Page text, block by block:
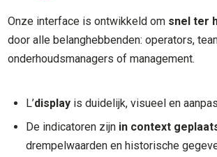
Onze interface is ontwikkeld om snel ter
door alle belanghebbenden: operators,
onderhoudsmanagers of management.
L’display is duidelijk, visueel en
De indicatoren zijn in context
drempelwaarden en historische